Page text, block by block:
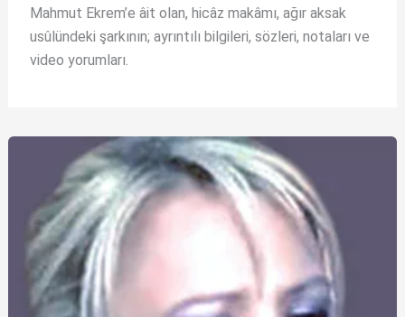
Mahmut Ekrem’e âit olan, hicâz makâmı, ağır aksak
usûlündeki şarkının; ayrıntılı bilgileri, sözleri, notaları ve
video yorumları.